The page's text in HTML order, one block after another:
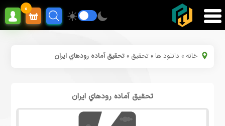
0
خانه » دانلود ها » تحقیق »تحقیق آماده رودهاي ایران
تحقیق آماده رودهاي ایران